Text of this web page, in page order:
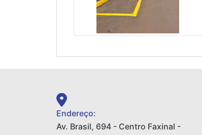
Endereço:
Av. Brasil, 694 - Centro Faxinal -